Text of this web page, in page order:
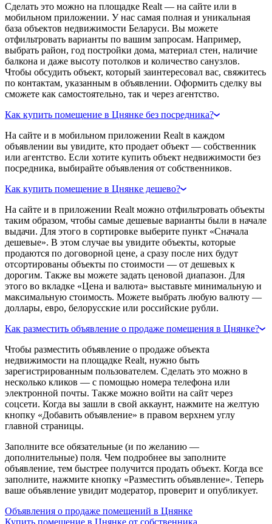
Сделать это можно на площадке Realt — на сайте или в
мобильном приложении. У нас самая полная и уникальная
база объектов недвижимости Беларуси. Вы можете
отфильтровать варианты по вашим запросам. Например,
выбрать район, год постройки дома, материал стен, наличие
балкона и даже высоту потолков и количество санузлов.
Чтобы обсудить объект, который заинтересовал вас, свяжитесь
по контактам, указанным в объявлении. Оформить сделку вы
сможете как самостоятельно, так и через агентство.
Как купить помещение в Цнянке без посредника?
На сайте и в мобильном приложении Realt в каждом
объявлении вы увидите, кто продает объект — собственник
или агентство. Если хотите купить объект недвижимости без
посредника, выбирайте объявления от собственников.
Как купить помещение в Цнянке дешево?
На сайте и в приложении Realt можно отфильтровать объекты
таким образом, чтобы самые дешевые варианты были в начале
выдачи. Для этого в сортировке выберите пункт «Сначала
дешевые». В этом случае вы увидите объекты, которые
продаются по договорной цене, а сразу после них будут
отсортированы объекты по стоимости — от дешевых к
дорогим. Также вы можете задать ценовой диапазон. Для
этого во вкладке «Цена и валюта» выставьте минимальную и
максимальную стоимость. Можете выбрать любую валюту —
доллары, евро, белорусские или российские рубли.
Как разместить объявление о продаже помещения в Цнянке?
Чтобы разместить объявление о продаже объекта
недвижимости на площадке Realt, нужно быть
зарегистрированным пользователем. Сделать это можно в
несколько кликов — с помощью номера телефона или
электронной почты. Также можно войти на сайт через
соцсети. Когда вы зашли в свой аккаунт, нажмите на желтую
кнопку «Добавить объявление» в правом верхнем углу
главной страницы.
Заполните все обязательные (и по желанию —
дополнительные) поля. Чем подробнее вы заполните
объявление, тем быстрее получится продать объект. Когда все
заполните, нажмите кнопку «Разместить объявление». Теперь
ваше объявление увидит модератор, проверит и опубликует.
Объявления о продаже помещений в Цнянке
Купить помещение в Цнянке от собственника